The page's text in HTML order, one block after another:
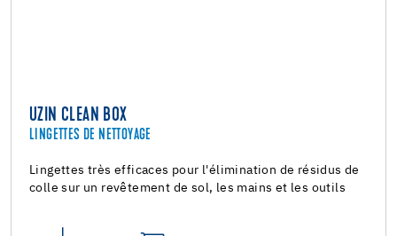
UZIN CLEAN BOX
LINGETTES DE NETTOYAGE
Lingettes très efficaces pour l'élimination de résidus de
colle sur un revêtement de sol, les mains et les outils